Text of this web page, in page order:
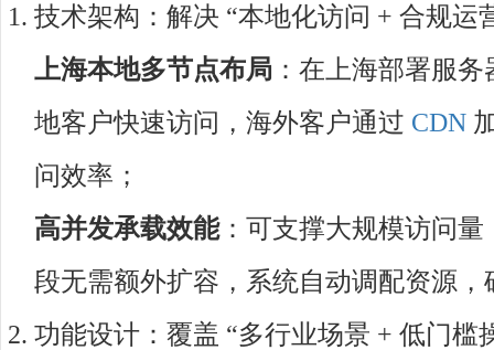
技术架构：解决 “本地化访问 + 合规运
上海本地多节点布局 ：在上海部署服
地客户快速访问，海外客户通过 CDN
问效率；​
高并发承载效能：可支撑大规模访问量
段无需额外扩容，系统自动调配资源
功能设计：覆盖 “多行业场景 + 低门槛